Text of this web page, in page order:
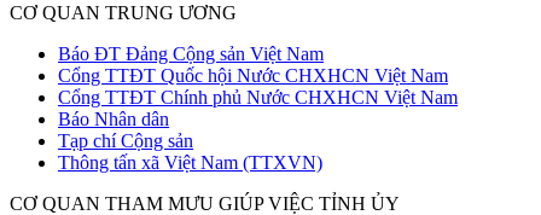
CƠ QUAN TRUNG ƯƠNG
Báo ĐT Đảng Cộng sản Việt Nam
Cổng TTĐT Quốc hội Nước CHXHCN Việt Nam
Cổng TTĐT Chính phủ Nước CHXHCN Việt Nam
Báo Nhân dân
Tạp chí Cộng sản
Thông tấn xã Việt Nam (TTXVN)
CƠ QUAN THAM MƯU GIÚP VIỆC TỈNH ỦY